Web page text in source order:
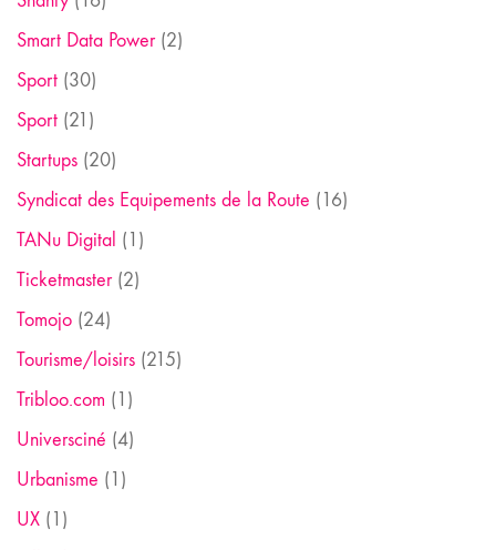
Smart Data Power(2)
Sport (30)
Sport (21)
Startups (20)
Syndicat des Equipements de la Route (16)
TANu Digital (1)
Ticketmaster(2)
Tomojo (24)
Tourisme/loisirs (215)
Tribloo.com (1)
Universciné (4)
Urbanisme (1)
UX (1)